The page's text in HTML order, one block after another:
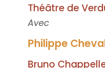
Théâtre de
Avec
Philippe
Bruno